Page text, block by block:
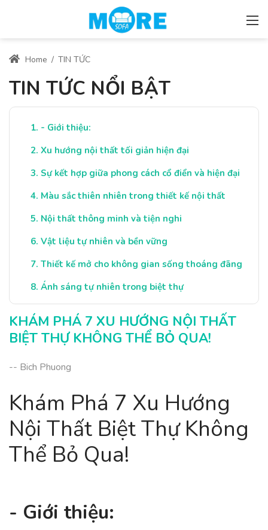
Home / TIN TỨC
TIN TỨC NỔI BẬT
- Giới thiệu:
Xu hướng nội thất tối giản hiện đại
Sự kết hợp giữa phong cách cổ điển và hiện đại
Màu sắc thiên nhiên trong thiết kế nội thất
Nội thất thông minh và tiện nghi
Vật liệu tự nhiên và bền vững
Thiết kế mở cho không gian sống thoáng đãng
Ánh sáng tự nhiên trong biệt thự
Tính cá nhân hóa trong trang trí nội thất
KHÁM PHÁ 7 XU HƯỚNG NỘI THẤT
BIỆT THỰ KHÔNG THỂ BỎ QUA!
-- Bich Phuong
Khám Phá 7 Xu Hướng
Nội Thất Biệt Thự Không
Thể Bỏ Qua!
- Giới thiệu: